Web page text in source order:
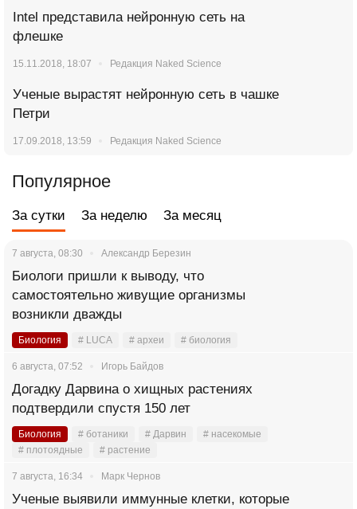
Intel представила нейронную сеть на
флешке
15.11.2018, 18:07 Редакция Naked Science
Ученые вырастят нейронную сеть в чашке
Петри
17.09.2018, 13:59 Редакция Naked Science
Популярное
За сутки За неделю За месяц
7 августа, 08:30 Александр Березин
Биологи пришли к выводу, что
самостоятельно живущие организмы
возникли дважды
Биология # LUCA # археи # биология
6 августа, 07:52 Игорь Байдов
Догадку Дарвина о хищных растениях
подтвердили спустя 150 лет
Биология # ботаники # Дарвин
# насекомые
# плотоядные
# растение
7 августа, 16:34 Марк Чернов
Ученые выявили иммунные клетки, которые